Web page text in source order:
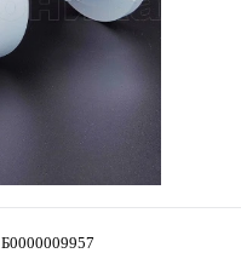
Б0000009957